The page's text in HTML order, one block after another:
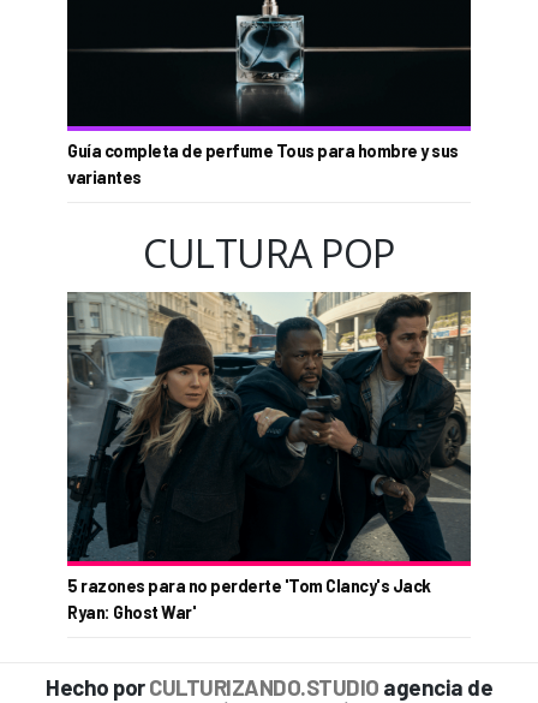
Guía completa de perfume Tous para hombre y sus
variantes
CULTURA POP
5 razones para no perderte 'Tom Clancy's Jack
Ryan: Ghost War'
Hecho porCULTURIZANDO.STUDIO agencia de